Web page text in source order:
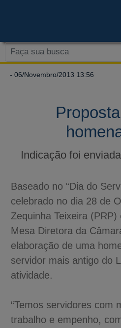
- 06/Novembro/2013 13:56
Indicação foi
Baseado no “Dia do
celebrado no dia 28 de
Zequinha Teixeira
Mesa Diretora da
elaboração de uma
servidor mais antigo do
atividade.
“Temos servidores com
trabalho e empenho,